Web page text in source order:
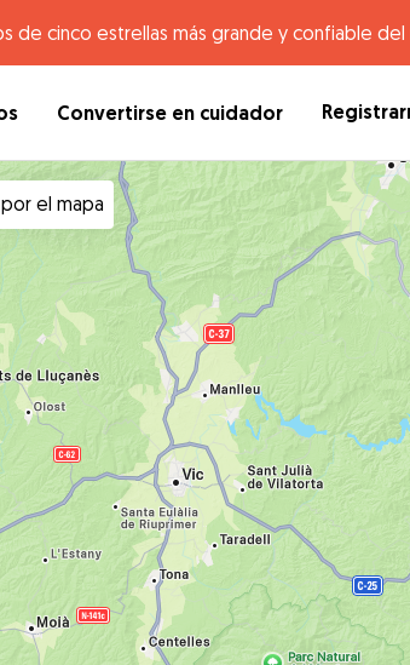
cinco estrellas más grande y confiable del
Convertirse en cuidador
el mapa